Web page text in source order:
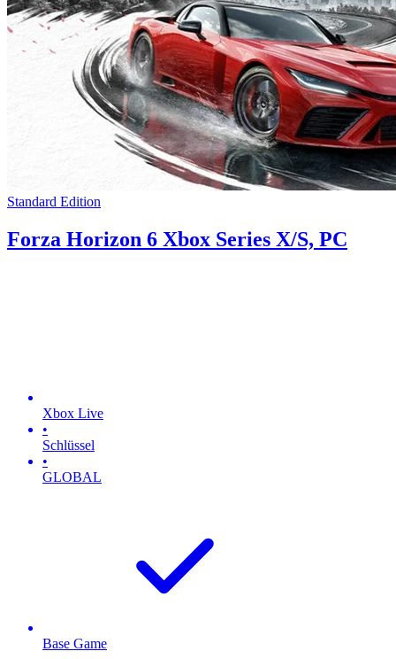
Standard Edition
Forza Horizon 6 Xbox Series X/S, PC
Xbox Live
•
Schlüssel
•
GLOBAL
Base Game